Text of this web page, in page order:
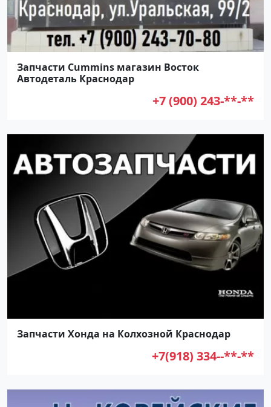
Запчасти Cummins магазин Восток
Автодеталь Краснодар
+7 (900) 243-**-**
Запчасти Хонда на Колхозной Краснодар
+7(918) 334--**-**